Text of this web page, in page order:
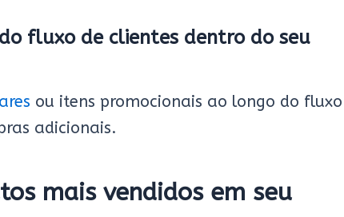
fluxo de clientes dentro do seu
ou itens promocionais ao longo do fluxo
adicionais.
mais vendidos em seu